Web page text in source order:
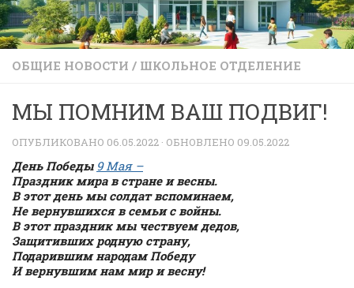
ОБЩИЕ НОВОСТИ / ШКОЛЬНОЕ ОТДЕЛЕНИЕ
МЫ ПОМНИМ ВАШ ПОДВИГ!
ОПУБЛИКОВАНО 06.05.2022 · ОБНОВЛЕНО 09.05.2022
День Победы 9 Мая –
Праздник мира в стране и весны.
В этот день мы солдат вспоминаем,
Не вернувшихся в семьи с войны.
В этот праздник мы чествуем дедов,
Защитивших родную страну,
Подарившим народам Победу
И вернувшим нам мир и весну!